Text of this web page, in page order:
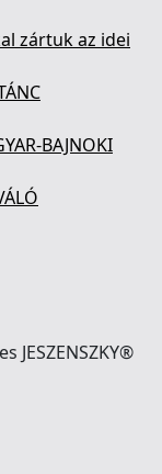
zártuk az idei
BAJNOKI
JESZENSZKY®